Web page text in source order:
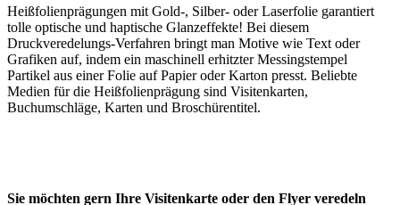
Heißfolienprägungen mit Gold-, Silber- oder Laserfolie garantiert
tolle optische und haptische Glanzeffekte! Bei diesem
Druckveredelungs-Verfahren bringt man Motive wie Text oder
Grafiken auf, indem ein maschinell erhitzter Messingstempel
Partikel aus einer Folie auf Papier oder Karton presst. Beliebte
Medien für die Heißfolienprägung sind Visitenkarten,
Buchumschläge, Karten und Broschürentitel.
Sie möchten gern Ihre Visitenkarte oder den Flyer veredeln